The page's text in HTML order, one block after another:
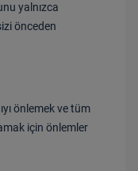
yalnızca
önceden
önlemek ve tüm
için önlemler